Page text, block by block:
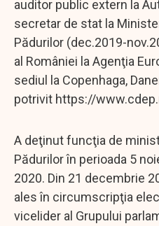
auditor public extern la
secretar de stat la
Pădurilor (dec.2019-
al României la Agenţia
sediul la Copenhaga,
potrivit https://
A deţinut funcţia de
Pădurilor în perioada 5
2020. Din 21 decembrie
ales în circumscripţia
vicelider al Grupului